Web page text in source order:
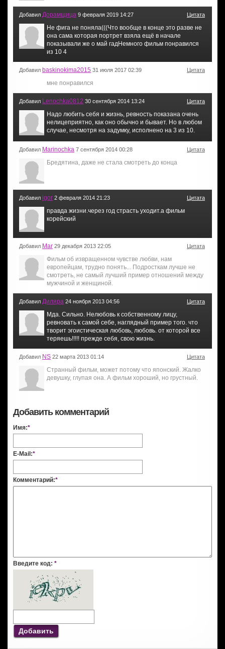
Добавил Дорамщица 9 февраля 2019 14:27 Цитата
Не фига не поняла(((Что вообще в конце это разве не
она сама которая портрет взяла ещё в начале
показывали же о май гадНемного фильм понравился
из 10 4
Добавил baskinokima2015 31 июля 2017 02:39 Цитата
мне понравился
Добавил Lenochka0812 30 сентября 2014 13:24 Цитата
Надо любить себя и жизнь, ревность показана очень
нелицеприятно, как оно обычно и бывает. Но в любом
случае, несмотря на задумку, исполнено на 3 из 10.
Добавил Marinochka 7 сентября 2014 00:28 Цитата
Бредятина, даже не стала смотреть до конца
Добавил igor 2 февраля 2014 21:23 Цитата
правда жизни.через год страсть уходит.а фильм
корейский
Добавил Mar 29 декабря 2013 22:05 Цитата
Фильм об извращенном чувстве любви, нам
европейцам, трудно понять... Подросткам лучше не
смотреть, не самый лучший пример отношений между
мужчиной и женщиной.
Добавил Диляра 24 ноября 2013 04:56 Цитата
Мда. Сильно. Нелюбовь к собственному лицу,
ревновать к самой себе, наглядный пример того. что
творит эгоистическая любовь, любовь. от которой все
теряешь!!!!! прежде себя, свою жизнь.
Добавил NS 22 марта 2013 01:14 Цитата
Странный фильм, может потому что японский. Жалко
девушку, глупая она. А фильм хороший, но грустный.
Добавить комментарий
Имя:*
E-Mail:*
Комментарий:*
Введите код: *
Добавить